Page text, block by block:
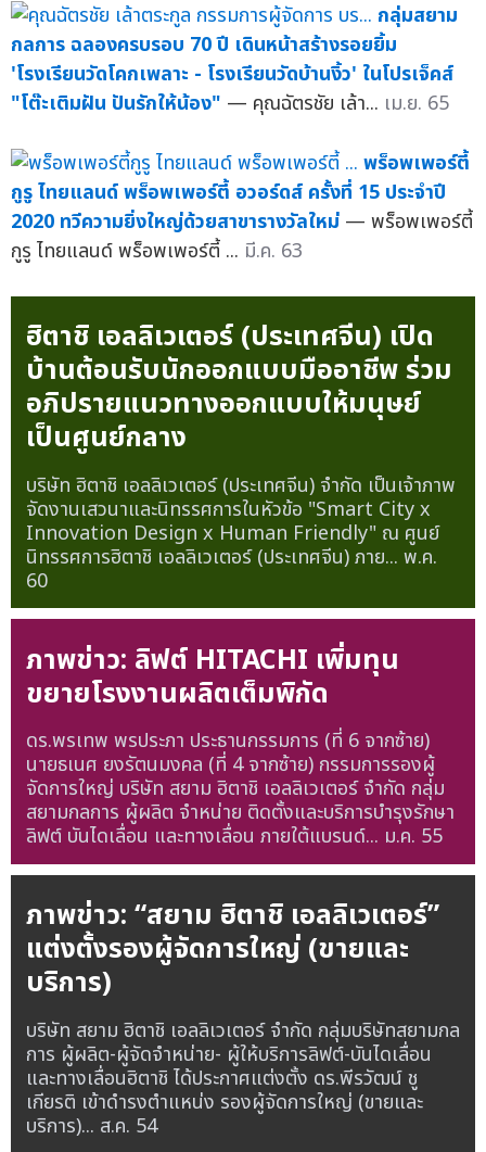
กลุ่มสยาม
กลการ ฉลองครบรอบ 70 ปี เดินหน้าสร้างรอยยิ้ม
'โรงเรียนวัดโคกเพลาะ - โรงเรียนวัดบ้านงิ้ว' ในโปรเจ็คส์
"โต๊ะเติมฝัน ปันรักให้น้อง" — คุณฉัตรชัย เล้า... เม.ย. 65
พร็อพเพอร์ตี้
กูรู ไทยแลนด์ พร็อพเพอร์ตี้ อวอร์ดส์ ครั้งที่ 15 ประจำปี
2020 ทวีความยิ่งใหญ่ด้วยสาขารางวัลใหม่ — พร็อพเพอร์ตี้
กูรู ไทยแลนด์ พร็อพเพอร์ตี้ ... มี.ค. 63
ฮิตาชิ เอลลิเวเตอร์ (ประเทศจีน) เปิด
บ้านต้อนรับนักออกแบบมืออาชีพ ร่วม
อภิปรายแนวทางออกแบบให้มนุษย์
เป็นศูนย์กลาง
บริษัท ฮิตาชิ เอลลิเวเตอร์ (ประเทศจีน) จำกัด เป็นเจ้าภาพ
จัดงานเสวนาและนิทรรศการในหัวข้อ "Smart City x
Innovation Design x Human Friendly" ณ ศูนย์
นิทรรศการฮิตาชิ เอลลิเวเตอร์ (ประเทศจีน) ภาย... พ.ค.
60
ภาพข่าว: ลิฟต์ HITACHI เพิ่มทุน
ขยายโรงงานผลิตเต็มพิกัด
ดร.พรเทพ พรประภา ประธานกรรมการ (ที่ 6 จากซ้าย)
นายธเนศ ยงรัตนมงคล (ที่ 4 จากซ้าย) กรรมการรองผู้
จัดการใหญ่ บริษัท สยาม ฮิตาชิ เอลลิเวเตอร์ จำกัด กลุ่ม
สยามกลการ ผู้ผลิต จำหน่าย ติดตั้งและบริการบำรุงรักษา
ลิฟต์ บันไดเลื่อน และทางเลื่อน ภายใต้แบรนด์... ม.ค. 55
ภาพข่าว: “สยาม ฮิตาชิ เอลลิเวเตอร์”
แต่งตั้งรองผู้จัดการใหญ่ (ขายและ
บริการ)
บริษัท สยาม ฮิตาชิ เอลลิเวเตอร์ จำกัด กลุ่มบริษัทสยามกล
การ ผู้ผลิต-ผู้จัดจำหน่าย- ผู้ให้บริการลิฟต์-บันไดเลื่อน
และทางเลื่อนฮิตาชิ ได้ประกาศแต่งตั้ง ดร.พีรวัฒน์ ชู
เกียรติ เข้าดำรงตำแหน่ง รองผู้จัดการใหญ่ (ขายและ
บริการ)... ส.ค. 54